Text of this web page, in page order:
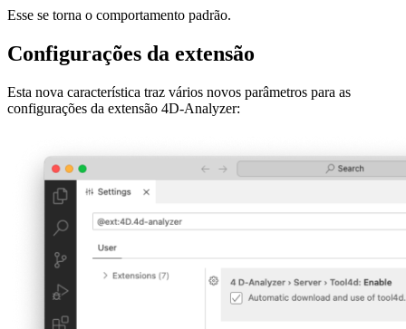
Esse se torna o comportamento padrão.
Configurações da extensão
Esta nova característica traz vários novos parâmetros para as
configurações da extensão 4D-Analyzer: